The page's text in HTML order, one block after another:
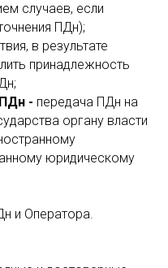
случаев, если
ПДн);
в результате
принадлежность
- передача ПДн на
органу власти
юридическому
и Оператора.